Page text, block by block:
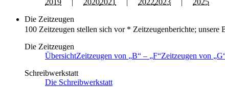
2019 | 20202021 | 20222023 | 2025
Die Zeitzeugen
100 Zeitzeugen stellen sich vor * Zeitzeugenberichte; unsere
Die Zeitzeugen
ÜbersichtZeitzeugen von B – F Zeitzeugen von G
Schreibwerkstatt
Die Schreibwerkstatt